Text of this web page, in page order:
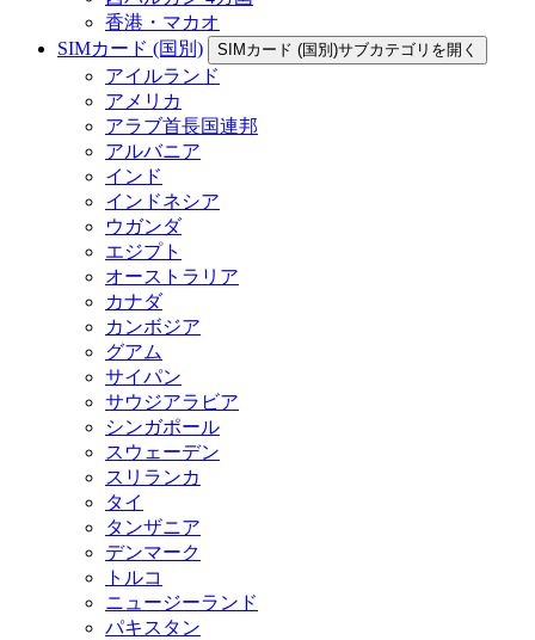
香港・マカオ
SIMカード (国別)
SIMカード (国別)サブカテゴリを開く
アイルランド
アメリカ
アラブ首長国連邦
アルバニア
インド
インドネシア
ウガンダ
エジプト
オーストラリア
カナダ
カンボジア
グアム
サイパン
サウジアラビア
シンガポール
スウェーデン
スリランカ
タイ
タンザニア
デンマーク
トルコ
ニュージーランド
パキスタン